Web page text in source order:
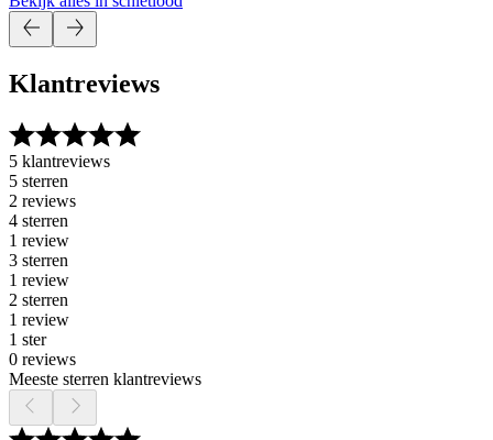
Klantreviews
5 klantreviews
5 sterren
2 reviews
4 sterren
1 review
3 sterren
1 review
2 sterren
1 review
1 ster
0 reviews
Meeste sterren klantreviews